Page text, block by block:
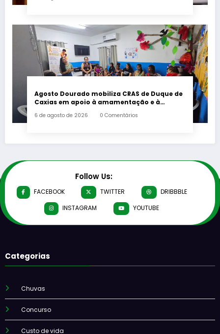
Agosto Dourado mobiliza CRAS de Duque de
Caxias em apoio à amamentação e à
6 de agosto de 2026 0 Comentários
Follow Us:
FACEBOOK TWITTER
DRIBBBLE
INSTAGRAM
YOUTUBE
Categorias
Chuvas
Concurso
Custo de vida